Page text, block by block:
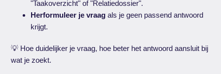
"Taakoverzicht" of "Relatiedossier".
Herformuleer je vraag als je geen passend antwoord
krijgt.
💡 Hoe duidelijker je vraag, hoe beter het antwoord aansluit bij
wat je zoekt.